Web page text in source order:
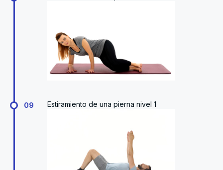
09 Estiramiento de una pierna nivel 1